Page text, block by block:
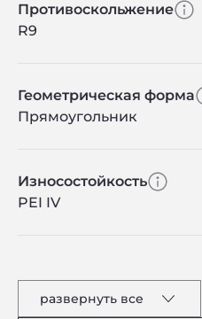
Противоскольжение
R9
Геометрическая форма
Прямоугольник
Износостойкость
PEI IV
развернуть все